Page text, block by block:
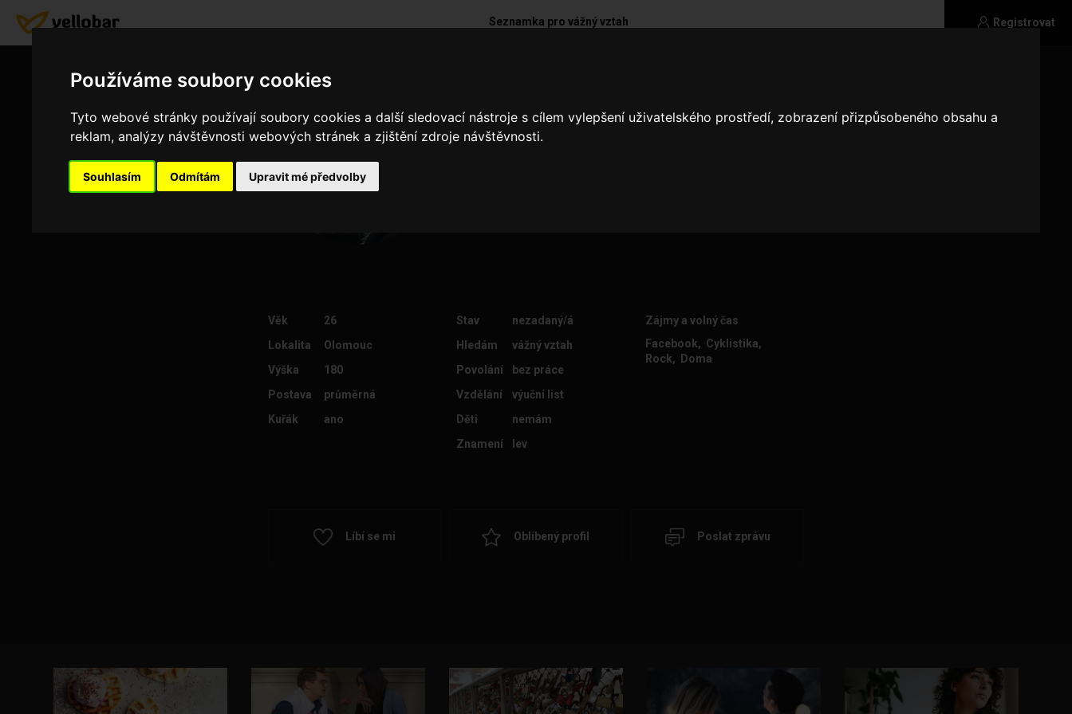
Používáme soubory cookies
Tyto webové stránky používají soubory cookies a další sledovací nástroje s cílem vylepšení uživatelského prostředí, zobrazení přizpůsobeného obsahu a
reklam, analýzy návštěvnosti webových stránek a zjištění zdroje návštěvnosti.
Souhlasím Odmítám Upravit mé předvolby
Registrovat
Seznamka pro vážný vztah
.. jízda na kole
Věk
26
Lokalita
Olomouc
Výška
180
Postava
průměrná
Kuřák
ano
Stav
nezadaný/á
Hledám
vážný vztah
Povolání
bez práce
Vzdělání
výuční list
Děti
nemám
Znamení
lev
Zájmy a volný čas
Facebook, Cyklistika,
Rock, Doma
Líbí se mi Oblíbený profil Poslat zprávu